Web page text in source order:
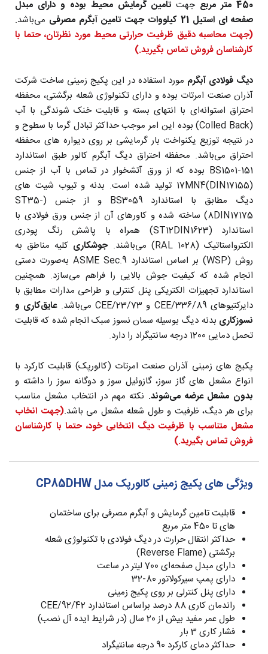
450 متر مربع جهت تامین گرمایش محیط بوده و دارای مبدل
صفحه ای استیل 21 کیلووات جهت تامین آبگرم مصرفی
می‌باشد.
(جهت محاسبه دقیق ظرفیت حرارتی محیط مورد نظرتان، حتما با
کارشناسان فروش تماس بگیرید.)
دیگ فولادی آبگرم مورد استفاده در این پکیج زمینی ساخت شرکت
آذران صنعت امرتات بوده و دارای تکنولوژی شعله برگشتی، محفظه
احتراق استوانه‌ای با انتهای بسته و قابلیت خنک شوندگی با آب
(Colled Back) بوده این امر موجب حداکثر تبادل گرما با سطوح و
در نتیجه توزیع یکنواخت بار گرمایشی بر روی دیواره های محفظه
احتراق می‌باشد. محفظه احتراق دیگ‌ آبگرم کالور طبق استاندارد
BS1501-151 بوده که از ورق آتشخوار در تماس با آب از جنس
17MN4(DIN17155) تولید شده است. بدنه و تیوب شیت های
دیگ مطابق با استاندارد BS3059 و از جنس (ST35-
8DIN17175) ساخته شده‌ و کاورهای آن از جنس ورق فولادی با
استاندارد (ST12DIN1623) همراه با پاشش رنگ پودری
الکترواستاتیک (RAL 1028) می‌باشند.
جوشکاری کلیه مناطق به
روش (WSP) بر اساس استاندارد ASME Sec.9 به‌صورت دستی
انجام شده که کیفیت جوش بالایی را فراهم می‌سازد. همچنین
استاندارد تجهیزات الکتریکی پنل کنترلی و طراحی مدارات مطابق با
دایرکتیوهای CEE/336/89 و CEE/23/73 می‌باشد.
عایق‌کاری و
نسوزکاری بدنه دیگ بوسیله سمان نسوز سبک انجام شده که قابلیت
تحمل دمایی 1200 درجه سانتیگراد را دارد.
پکیج های زمینی آذران صنعت امرتات (کالورپک) قابلیت کارکرد با
انواع مشعل های گاز سوز، گازوئیل سوز و دوگانه سوز را داشته و
بدون مشعل عرضه می‌شوند. نکته مهم در انتخاب مشعل مناسب
برای هر دیگ، ظرفیت و طول شعله مشعل می باشد.(جهت انخاب
مشعل متناسب با ظرفیت دیگ انتخابی خود، حتما با کارشناسان
فروش تماس بگیرید.)
ویژگی های پکیج زمینی کالورپک مدل CP85DHW
قابلیت تامین گرمایش و آبگرم مصرفی برای ساختمان
های تا 450 متر مربع
حداکثر انتقال حرارت در دیگ فولادی با تکنولوژی شعله
برگشتی (Reverse Flame)
دارای مبدل صفحه‌ای 700 لیتر در ساعت
دارای پمپ سیرکولاتور 80-32
دارای پنل کنترلی بر روی پکیج زمینی
راندمان کاری 88 درصد براساس استاندارد 92/42/CEE
طول عمر مفید بیش از 20 سال (در شرایط ایده آل نصب)
فشار کاری 3 بار
حداکثر دمای کارکرد 90 درجه سانتیگراد